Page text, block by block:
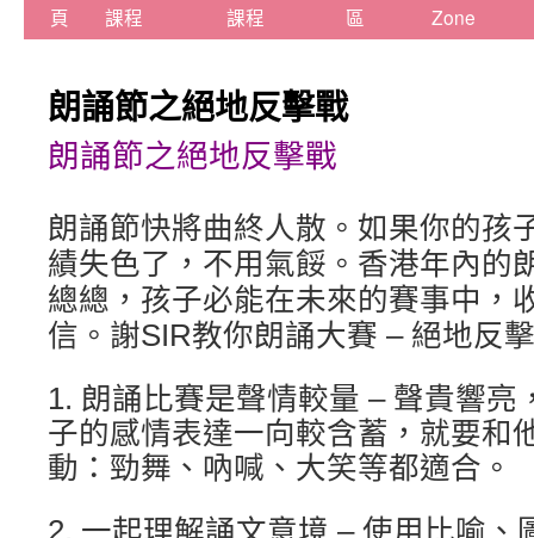
內
頁
課程
課程
區
Zone
朗誦節之絕地反擊戰
朗誦節之絕地反擊戰
朗誦節快將曲終人散。如果你的孩
績失色了，不用氣餒。香港年內的
總總，孩子必能在未來的賽事中，
信。謝SIR教你朗誦大賽 – 絕地反
1. 朗誦比賽是聲情較量 – 聲貴響亮
子的感情表達一向較含蓄，就要和
動：勁舞、吶喊、大笑等都適合。
2. 一起理解誦文意境 – 使用比喻、